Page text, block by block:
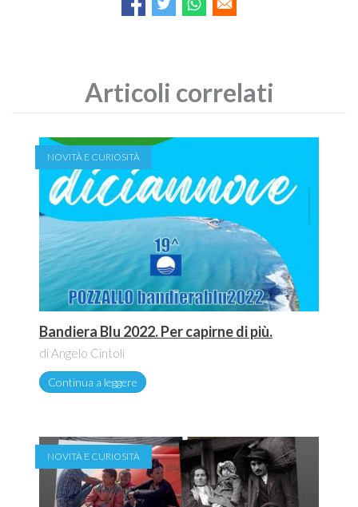
Articoli correlati
NOVITÀ E CURIOSITÀ
Bandiera Blu 2022. Per capirne di più.
di Angelo Cintoli
Continua a leggere
NOVITÀ E CURIOSITÀ